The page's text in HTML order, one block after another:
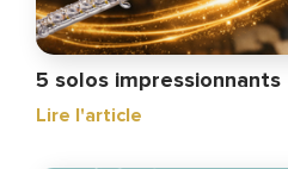
5 solos impressionnants
Lire l'article